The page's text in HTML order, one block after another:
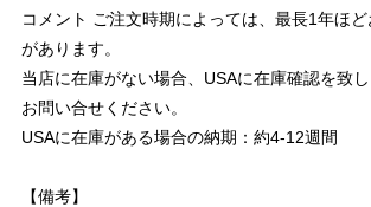
コメント ご注文時期によっては、最長1年ほ
があります。
当店に在庫がない場合、USAに在庫確認を致
お問い合せください。
USAに在庫がある場合の納期：約4-12週間
【備考】